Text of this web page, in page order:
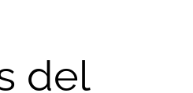
del